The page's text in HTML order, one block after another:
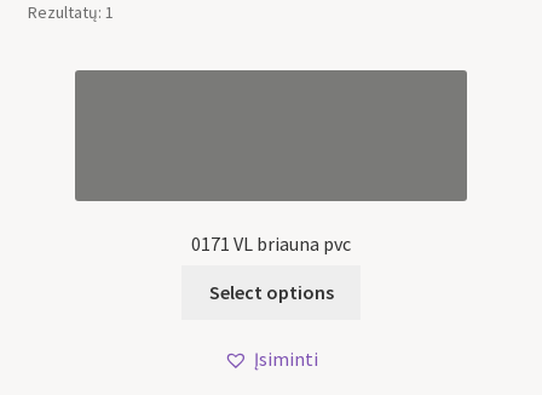
Rezultatų: 1
0171 VL briauna pvc
Select options
Įsiminti